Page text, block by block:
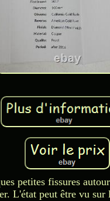
petites fissures
L'état peut être vu sur